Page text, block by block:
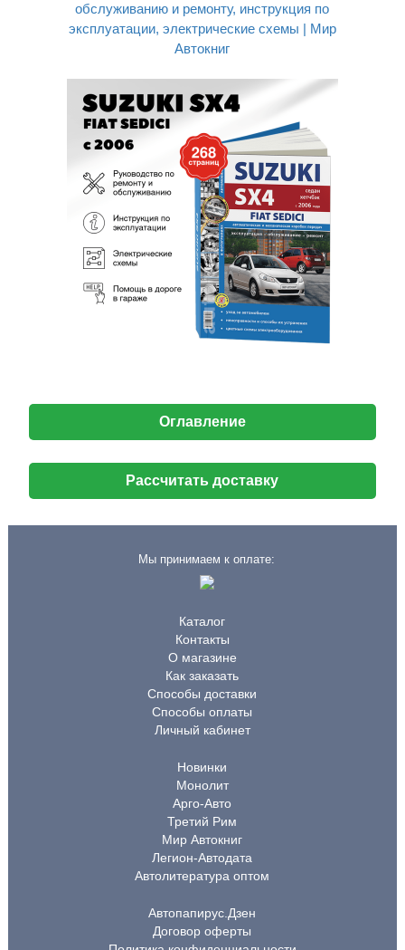
обслуживанию и ремонту, инструкция по
эксплуатации, электрические схемы | Мир
Автокниг
Оглавление
Рассчитать доставку
Мы принимаем к оплате:
Каталог
Контакты
О магазине
Как заказать
Способы доставки
Способы оплаты
Личный кабинет
Новинки
Монолит
Арго-Авто
Третий Рим
Мир Автокниг
Легион-Автодата
Автолитература оптом
Автопапирус.Дзен
Договор оферты